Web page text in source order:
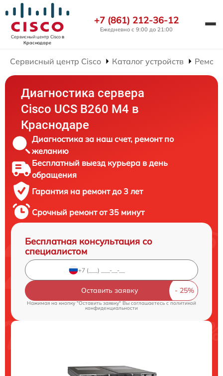
Сервисный центр Ciscoв
Краснодаре
+7 (861) 212-36-12
Ежедневно с 9:00 до 21:00
Сервисный центр Cisco Каталог устройств
Диагностика сервера
Cisco UCS B260 M4 в
Краснодаре
Диагностика за наш счет, ремонт по
желанию
Бесплатный выезд курьера в день
обращения
Гарантия на ремонт до 3 лет
Срочный ремонт от 35 минут
Бесплатная консультация со
специалистом
Оставить заявку
Нажимая на кнопку "Оставить заявку" Вы соглашаетесь cполитикой
конфиденциальности